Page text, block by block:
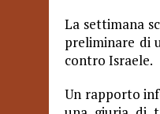
La settimana
preliminare di
contro Israele.
Un rapporto